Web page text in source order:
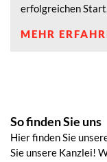
erfolgreichen
MEHR
So finden Sie uns
Hier finden Sie
Sie unsere Kanzlei!